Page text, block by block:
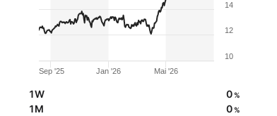
Jan '26
Sep '25 Mai '26
10
12
14
1W 0%
1M 0%